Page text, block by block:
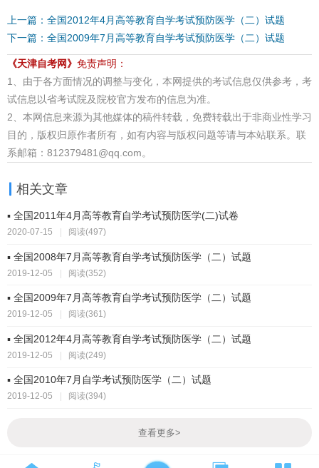
上一篇：全国2012年4月高等教育自学考试预防医学（二）试题
下一篇：全国2009年7月高等教育自学考试预防医学（二）试题
《天津自考网》 免责声明：
1、由于各方面情况的调整与变化，本网提供的考试信息仅供参考，考
试信息以省考试院及院校官方发布的信息为准。
2、本网信息来源为其他媒体的稿件转载，免费转载出于非商业性学习
目的，版权归原作者所有，如有内容与版权问题等请与本站联系。联
系邮箱：812379481@qq.com。
相关文章
▪ 全国2011年4月高等教育自学考试预防医学(二)试卷
2020-07-15 | 阅读(497)
▪ 全国2008年7月高等教育自学考试预防医学（二）试题
2019-12-05 | 阅读(352)
▪ 全国2009年7月高等教育自学考试预防医学（二）试题
2019-12-05 阅读(361)
▪ 全国2012年4月高等教育自学考试预防医学（二）试题
2019-12-05 | 阅读(249)
▪ 全国2010年7月自学考试预防医学（二）试题
2019-12-05 阅读(394)
查看更多>